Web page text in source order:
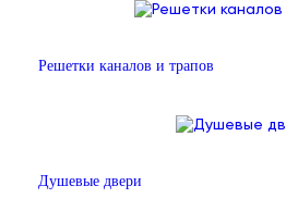
Решетки каналов и трапов
Душевые двери